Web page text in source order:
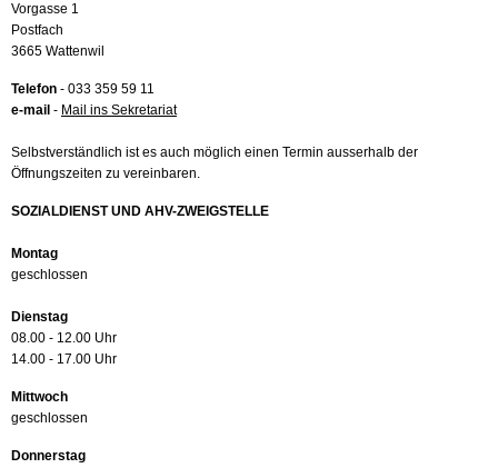
Vorgasse 1
Postfach
3665 Wattenwil
Telefon - 033 359 59 11
e-mail - Mail ins Sekretariat
Selbstverständlich ist es auch möglich einen Termin ausserhalb der
Öffnungszeiten zu vereinbaren.
SOZIALDIENST UND AHV-ZWEIGSTELLE
Montag
geschlossen
Dienstag
08.00 - 12.00 Uhr
14.00 - 17.00 Uhr
Mittwoch
geschlossen
Donnerstag